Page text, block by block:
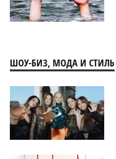
ШОУ-БИЗ, МОДА И СТИЛЬ